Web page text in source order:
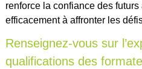
renforce la confiance des
efficacement à affronter les
Renseignez-vous sur
qualifications des